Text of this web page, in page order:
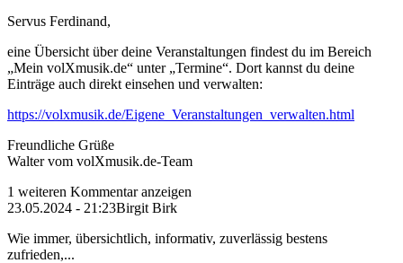
Servus Ferdinand,
eine Übersicht über deine Veranstaltungen findest du im Bereich
„Mein volXmusik.de“ unter „Termine“. Dort kannst du deine
Einträge auch direkt einsehen und verwalten:
https://volxmusik.de/Eigene_Veranstaltungen_verwalten.html
Freundliche Grüße
Walter vom volXmusik.de-Team
1 weiteren Kommentar anzeigen
23.05.2024 - 21:23Birgit Birk
Wie immer, übersichtlich, informativ, zuverlässig bestens
zufrieden,...